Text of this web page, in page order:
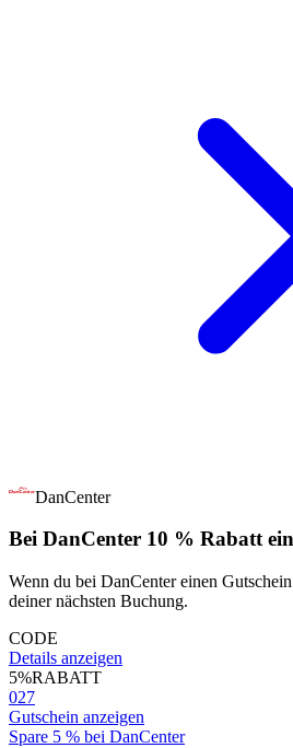
DanCenter
Bei DanCenter 10 % Rabatt
Wenn du bei DanCenter einen
deiner nächsten Buchung.
CODE
Details anzeigen
5%RABATT
027
Gutschein anzeigen
Spare 5 % bei DanCenter